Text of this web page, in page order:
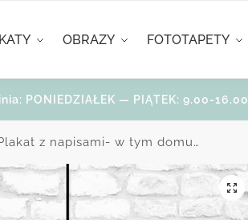
OBRAZY FOTOTAPETY
PONIEDZIAŁEK — PIĄTEK: 9.00-16.00
z napisami- w tym domu…